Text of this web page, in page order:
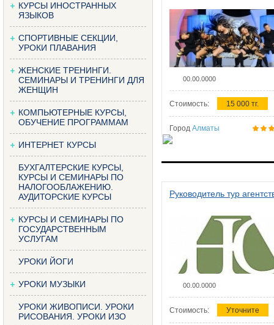
КУРСЫ ИНОСТРАННЫХ
ЯЗЫКОВ
СПОРТИВНЫЕ СЕКЦИИ,
УРОКИ ПЛАВАНИЯ
ЖЕНСКИЕ ТРЕНИНГИ.
СЕМИНАРЫ И ТРЕНИНГИ ДЛЯ
ЖЕНЩИН
КОМПЬЮТЕРНЫЕ КУРСЫ,
ОБУЧЕНИЕ ПРОГРАММАМ
ИНТЕРНЕТ КУРСЫ
БУХГАЛТЕРСКИЕ КУРСЫ,
КУРСЫ И СЕМИНАРЫ ПО
НАЛОГООБЛАЖЕНИЮ.
АУДИТОРСКИЕ КУРСЫ
КУРСЫ И СЕМИНАРЫ ПО
ГОСУДАРСТВЕННЫМ
УСЛУГАМ
УРОКИ ЙОГИ
УРОКИ МУЗЫКИ
УРОКИ ЖИВОПИСИ. УРОКИ
РИСОВАНИЯ. УРОКИ ИЗО
00.00.0000
Стоимость: 15 000 тг.
Город Алматы
Руководитель тур
00.00.0000
Стоимость: Уточните